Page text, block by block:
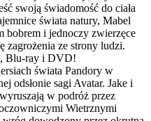
swoją świadomość do ciała
świata natury, Mabel
bobrem i jednoczy zwierzęce
zagrożenia ze strony ludzi.
Blu-ray i DVD!
świata Pandory w
odsłonie sagi Avatar. Jake i
w podróż przez
Wietrznymi